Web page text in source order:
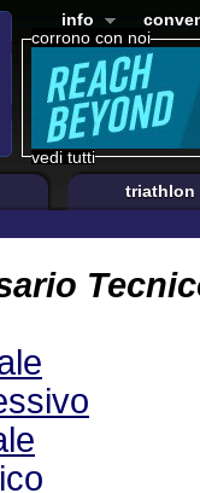
corrono con noi
vedi tutti
info
triathlon